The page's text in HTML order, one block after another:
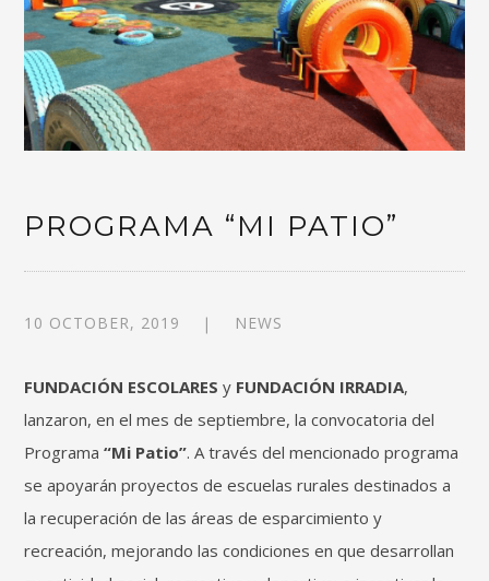
PROGRAMA “MI PATIO”
10 OCTOBER, 2019 NEWS
FUNDACIÓN ESCOLARESy FUNDACIÓN IRRADIA,
lanzaron, en el mes de septiembre, la convocatoria del
Programa “Mi Patio”. A través del mencionado programa
se apoyarán proyectos de escuelas rurales destinados a
la recuperación de las áreas de esparcimiento y
recreación, mejorando las condiciones en que desarrollan